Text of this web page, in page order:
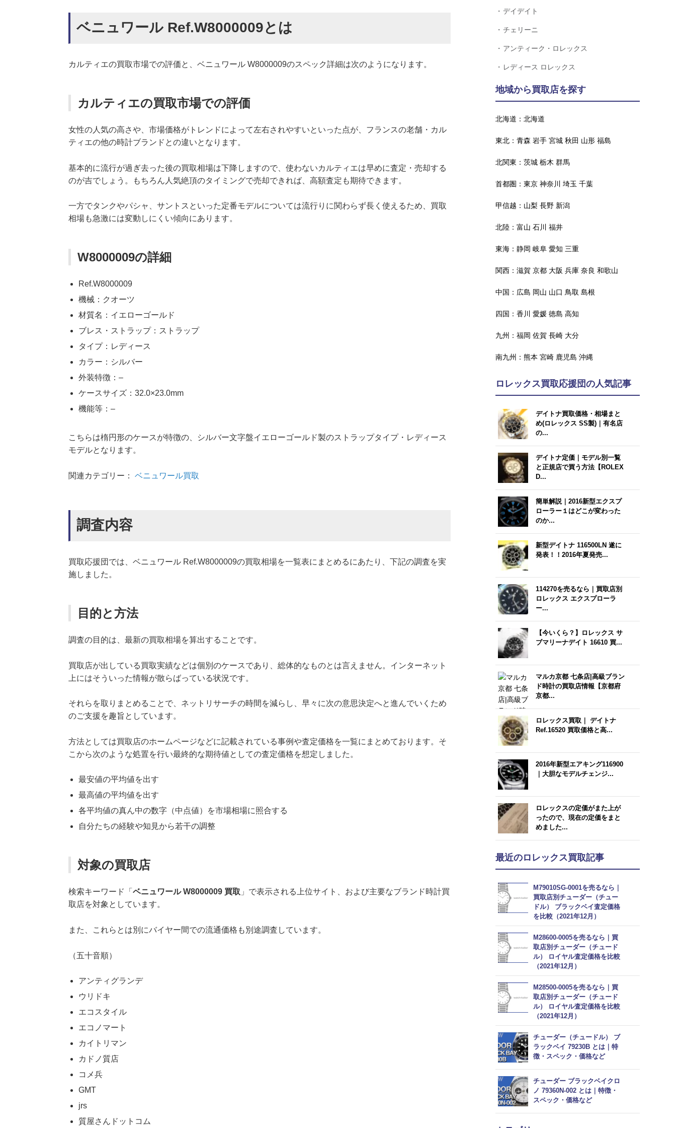
ベニュワール Ref.W8000009とは
カルティエの買取市場での評価と、ベニュワール W8000009のスペック詳細は次のようになります。
カルティエの買取市場での評価
女性の人気の高さや、市場価格がトレンドによって左右されやすいといった点が、フランスの老舗・カル
ティエの他の時計ブランドとの違いとなります。
基本的に流行が過ぎ去った後の買取相場は下降しますので、使わないカルティエは早めに査定・売却する
のが吉でしょう。もちろん人気絶頂のタイミングで売却できれば、高額査定も期待できます。
一方でタンクやパシャ、サントスといった定番モデルについては流行りに関わらず長く使えるため、買取
相場も急激には変動しにくい傾向にあります。
W8000009の詳細
Ref.W8000009
機械：クオーツ
材質名：イエローゴールド
ブレス・ストラップ：ストラップ
タイプ：レディース
カラー：シルバー
外装特徴：–
ケースサイズ：32.0×23.0mm
機能等：–
こちらは楕円形のケースが特徴の、シルバー文字盤イエローゴールド製のストラップタイプ・レディース
モデルとなります。
関連カテゴリー： ベニュワール買取
調査内容
買取応援団では、ベニュワール Ref.W8000009の買取相場を一覧表にまとめるにあたり、下記の調査を実
施しました。
目的と方法
調査の目的は、最新の買取相場を算出することです。
買取店が出している買取実績などは個別のケースであり、総体的なものとは言えません。インターネット
上にはそういった情報が散らばっている状況です。
それらを取りまとめることで、ネットリサーチの時間を減らし、早々に次の意思決定へと進んでいくため
のご支援を趣旨としています。
方法としては買取店のホームページなどに記載されている事例や査定価格を一覧にまとめております。そ
こから次のような処置を行い最終的な期待値としての査定価格を想定しました。
最安値の平均値を出す
最高値の平均値を出す
各平均値の真ん中の数字（中点値）を市場相場に照合する
自分たちの経験や知見から若干の調整
対象の買取店
検索キーワード「 ベニュワール W8000009 買取 」で表示される上位サイト、および主要なブランド時計買
取店を対象としています。
また、これらとは別にバイヤー間での流通価格も別途調査しています。
（五十音順）
アンティグランデ
ウリドキ
エコスタイル
エコノマート
カイトリマン
カドノ質店
コメ兵
GMT
jrs
質屋さんドットコム
デイデイト
チェリーニ
アンティーク・ロレックス
レディース ロレックス
地域から買取店を探す
北海道： 北海道
東北： 青森 岩手 宮城 秋田 山形 福島
北関東： 茨城 栃木 群馬
首都圏： 東京 神奈川 埼玉 千葉
甲信越： 山梨 長野 新潟
北陸： 富山 石川 福井
東海： 静岡 岐阜 愛知 三重
関西： 滋賀 京都 大阪 兵庫 奈良 和歌山
中国： 広島 岡山 山口 鳥取 島根
四国： 香川 愛媛 徳島 高知
九州： 福岡 佐賀 長崎 大分
南九州： 熊本 宮崎 鹿児島 沖縄
ロレックス買取応援団の人気記事
デイトナ買取価格・相場まと
め(ロレックス SS製)｜有名店
の...
デイトナ定価｜モデル別一覧
と正規店で買う方法【ROLEX
D...
簡単解説｜2016新型エクスプ
ローラー１はどこが変わった
のか...
新型デイトナ 116500LN 遂に
発表！！2016年夏発売...
114270を売るなら｜買取店別
ロレックス エクスプローラ
ー...
【今いくら？】ロレックス サ
ブマリーナデイト 16610 買...
マルカ京都 七条店|高級ブラン
ド時計の買取店情報【京都府
京都...
ロレックス買取｜ デイトナ
Ref.16520 買取価格と高...
2016年新型エアキング116900
｜大胆なモデルチェンジ...
ロレックスの定価がまた上が
ったので、現在の定価をまと
めました...
最近のロレックス買取記事
M79010SG-0001を売るなら｜
買取店別チューダー（チュー
ドル） ブラックベイ査定価格
を比較（2021年12月）
M28600-0005を売るなら｜買
取店別チューダー（チュード
ル） ロイヤル査定価格を比較
（2021年12月）
M28500-0005を売るなら｜買
取店別チューダー（チュード
ル） ロイヤル査定価格を比較
（2021年12月）
チューダー（チュードル） ブ
ラックベイ 79230B とは｜特
徴・スペック・価格など
チューダー ブラックベイクロ
ノ 79360N-002 とは｜特徴・
スペック・価格など